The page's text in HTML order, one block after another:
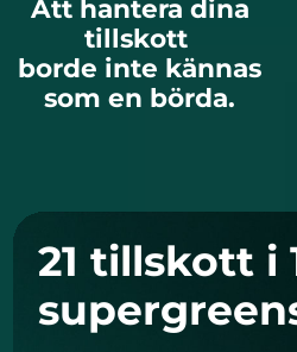
Att hantera dina
tillskott
borde inte kännas
som en börda.
21 tillskott i